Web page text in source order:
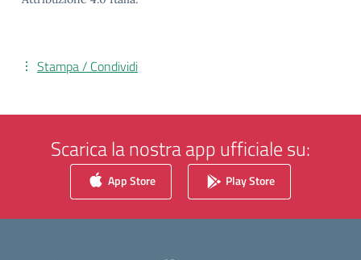
Stampa / Condividi
Scarica la nostra app ufficiale su:
App Store Play Store